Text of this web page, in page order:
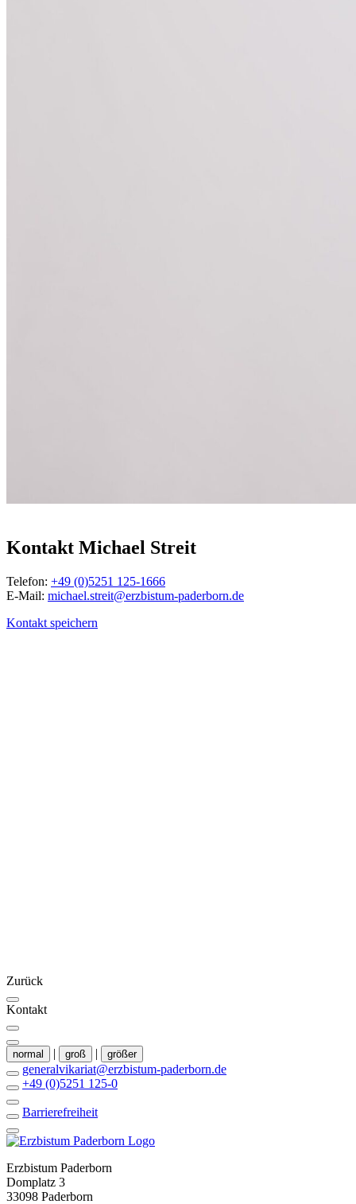
Kontakt Michael Streit
Telefon: +49 (0)5251 125-1666
E-Mail: michael.streit@erzbistum-paderborn.de
Kontakt speichern
Zurück
Kontakt
normal | groß | größer
generalvikariat@erzbistum-paderborn.de
+49 (0)5251 125-0
Barrierefreiheit
Erzbistum Paderborn
Domplatz 3
33098 Paderborn